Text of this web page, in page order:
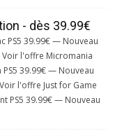
- dès 39.99€
PS5 39.99€ — Nouveau
Voir l'offre Micromania
39.99€ — Nouveau
l'offre Just for Game
PS5 39.99€ — Nouveau